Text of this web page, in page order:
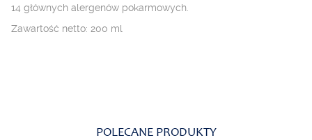
14 głównych alergenów pokarmowych.
Zawartość netto: 200 ml
POLECANE PRODUKTY